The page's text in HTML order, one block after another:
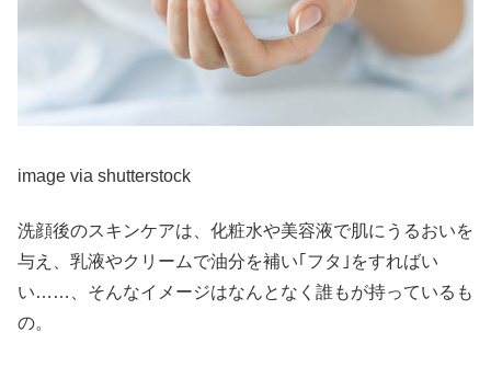
image via shutterstock
洗顔後のスキンケアは、化粧水や美容液で肌にうるおいを
与え、乳液やクリームで油分を補い｢フタ｣をすればい
い……、そんなイメージはなんとなく誰もが持っているも
の。